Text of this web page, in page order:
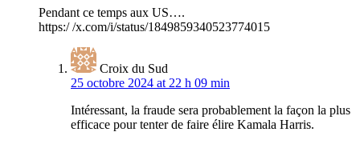
Pendant ce temps aux US….
https:/ /x.com/i/status/1849859340523774015
Croix du Sud
25 octobre 2024 at 22 h 09 min
Intéressant, la fraude sera probablement la façon la plus
efficace pour tenter de faire élire Kamala Harris.